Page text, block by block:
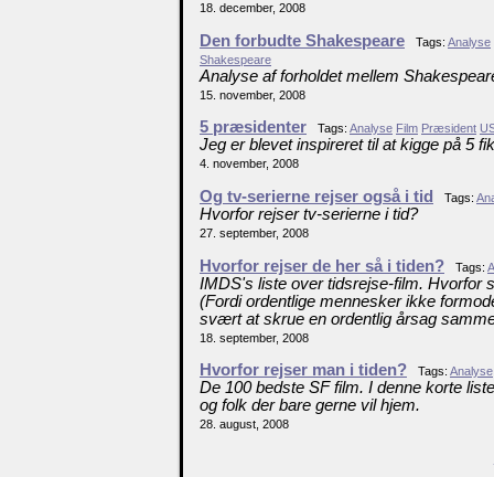
18. december, 2008
Den forbudte Shakespeare Tags: Analyse
Shakespeare
Analyse af forholdet mellem
15. november, 2008
5 præsidenter Tags: Analyse Film Præsident
Jeg er blevet inspireret til at kigge på 5
4. november, 2008
Og tv-serierne rejser også i tid Tags:
Hvorfor rejser tv-serierne i tid?
27. september, 2008
Hvorfor rejser de her så i tiden? Tags:
IMDS's liste over tidsrejse-film. Hvorfor
(Fordi ordentlige mennesker ikke
svært at skrue en ordentlig årsag
18. september, 2008
Hvorfor rejser man i tiden? Tags: Analyse
De 100 bedste SF film. I denne korte
og folk der bare gerne vil hjem.
28. august, 2008